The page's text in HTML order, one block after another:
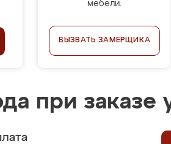
мебели.
ВЫЗВАТЬ ЗАМЕРЩИКА
при заказе